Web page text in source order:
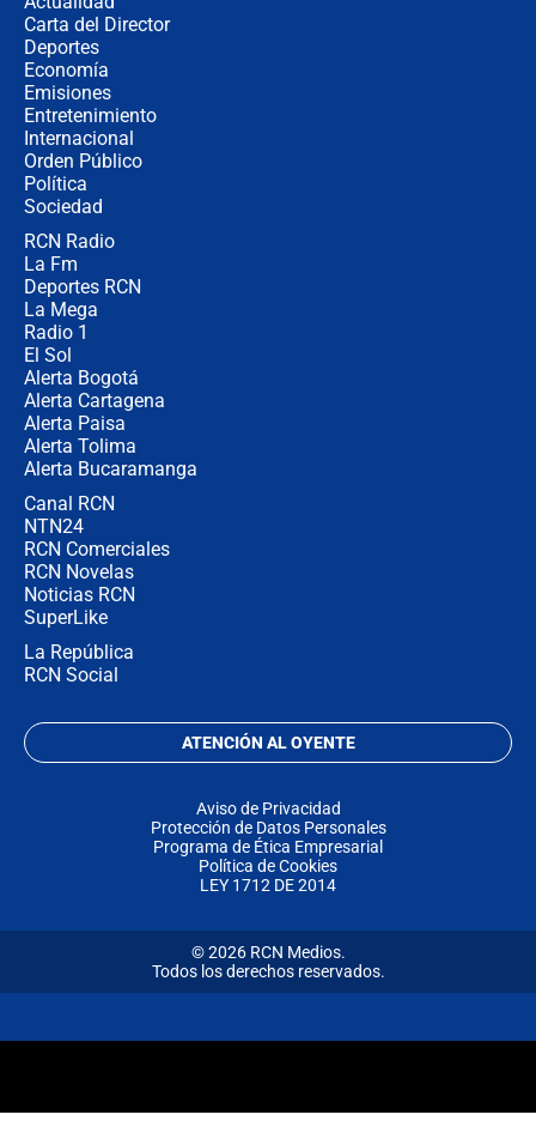
Carta del Director
Deportes
Economía
Emisiones
Entretenimiento
Internacional
Orden Público
Política
Sociedad
RCN Radio
La Fm
Deportes RCN
La Mega
Radio 1
El Sol
Alerta Bogotá
Alerta Cartagena
Alerta Paisa
Alerta Tolima
Alerta Bucaramanga
Canal RCN
NTN24
RCN Comerciales
RCN Novelas
Noticias RCN
SuperLike
La República
RCN Social
ATENCIÓN AL OYENTE
Aviso de Privacidad
Protección de Datos Personales
Programa de Ética Empresarial
Política de Cookies
LEY 1712 DE 2014
© 2026 RCN Medios.
Todos los derechos reservados.